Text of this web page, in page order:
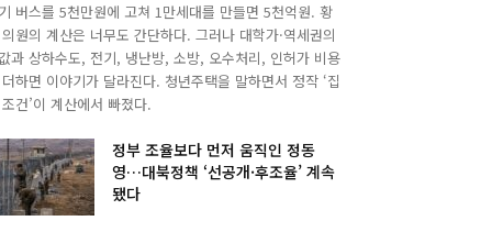
버스를 5천만원에 고쳐 1만세대를 만들면 5천억원. 황
원의 계산은 너무도 간단하다. 그러나 대학가·역세권의
과 상하수도, 전기, 냉난방, 소방, 오수처리, 인허가 비용
하면 이야기가 달라진다. 청년주택을 말하면서 정작 ‘집
건’이 계산에서 빠졌다.
정부 조율보다 먼저 움직인 정동
영…대북정책 ‘선공개·후조율’ 계속
됐다